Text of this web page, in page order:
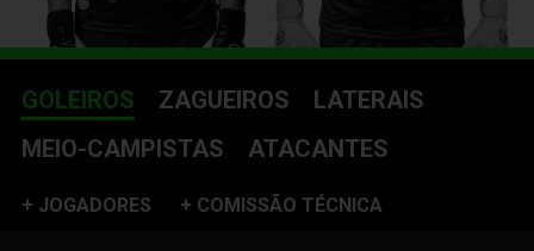
GOLEIROS ZAGUEIROS
LATERAIS
MEIO-CAMPISTAS
ATACANTES
+ JOGADORES + COMISSÃO TÉCNICA